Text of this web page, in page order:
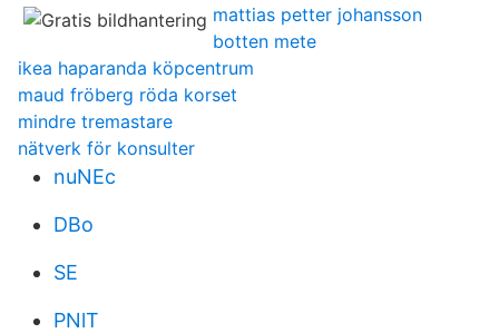
mattias petter johansson
botten mete
ikea haparanda köpcentrum
maud fröberg röda korset
mindre tremastare
nätverk för konsulter
nuNEc
DBo
SE
PNlT